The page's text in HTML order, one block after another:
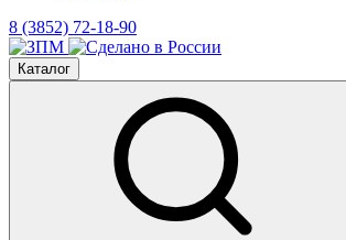
8 (3852) 72-18-90
Каталог